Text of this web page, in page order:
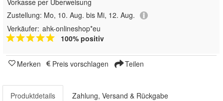
Zustellung: Mo, 10. Aug. bis Mi, 12. Aug.
Verkäufer: ahk-onlineshop*eu
100% positiv
Merken Preis vorschlagen Teilen
Produktdetails Zahlung, Versand & Rückgabe